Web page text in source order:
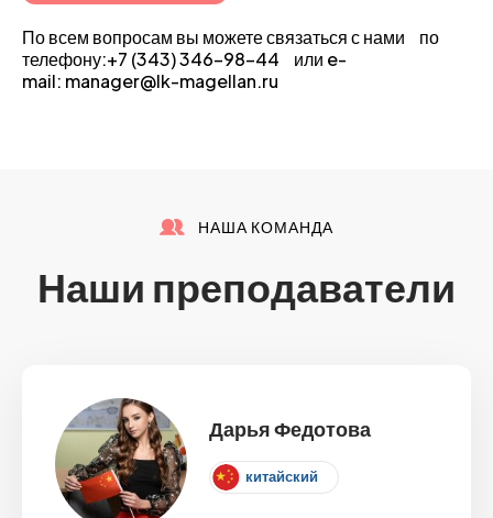
По всем вопросам вы можете связаться с нами по
телефону:+7 (343) 346-98-44 или e-
mail: manager@lk-magellan.ru
НАША КОМАНДА
Наши преподаватели
Дарья Федотова
китайский